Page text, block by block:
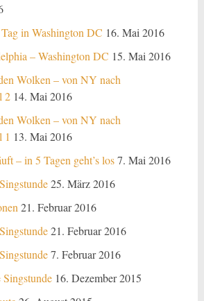
in Washington DC 16. Mai 2016
– Washington DC 15. Mai 2016
Wolken – von NY nach
2 14. Mai 2016
Wolken – von NY nach
1 13. Mai 2016
– in 5 Tagen geht’s los7. Mai 2016
25. März 2016
21. Februar 2016
21. Februar 2016
7. Februar 2016
16. Dezember 2015